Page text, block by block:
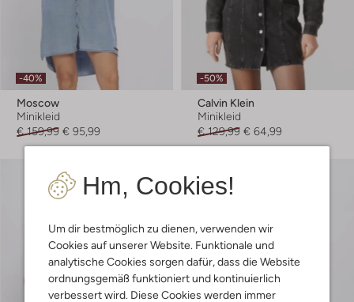
Hm, Cookies!
Um dir bestmöglich zu dienen, verwenden wir
Cookies auf unserer Website. Funktionale und
analytische Cookies sorgen dafür, dass die Website
ordnungsgemäß funktioniert und kontinuierlich
verbessert wird. Diese Cookies werden immer
-40%
Moscow
Minikleid
€ 159,99 € 95,99
-50%
Calvin Klein
Minikleid
€ 129,99 € 64,99